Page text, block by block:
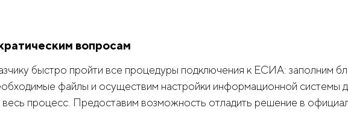
вопросам
быстро пройти все процедуры подключения к ЕСИА: заполним
файлы и осуществим настройки информационной системы
весь процесс. Предоставим возможность отладить решение в